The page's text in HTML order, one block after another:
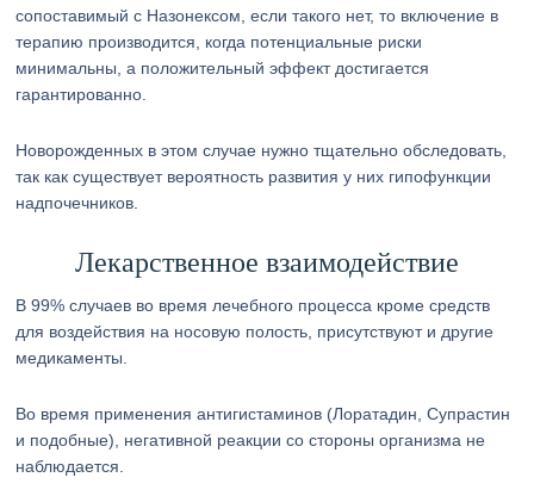
сопоставимый с Назонексом, если такого нет, то включение в
терапию производится, когда потенциальные риски
минимальны, а положительный эффект достигается
гарантированно.
Новорожденных в этом случае нужно тщательно обследовать,
так как существует вероятность развития у них гипофункции
надпочечников.
Лекарственное взаимодействие
В 99% случаев во время лечебного процесса кроме средств
для воздействия на носовую полость, присутствуют и другие
медикаменты.
Во время применения антигистаминов (Лоратадин, Супрастин
и подобные), негативной реакции со стороны организма не
наблюдается.